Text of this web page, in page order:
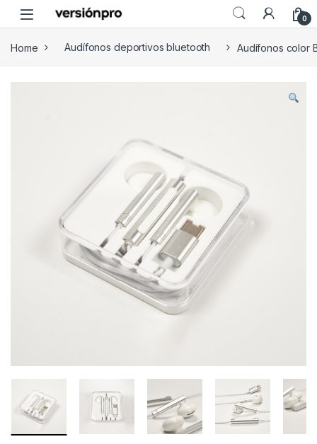
Skip to navigation
Skip to content
0
Home Audífonos deportivos bluetooth Audífonos color